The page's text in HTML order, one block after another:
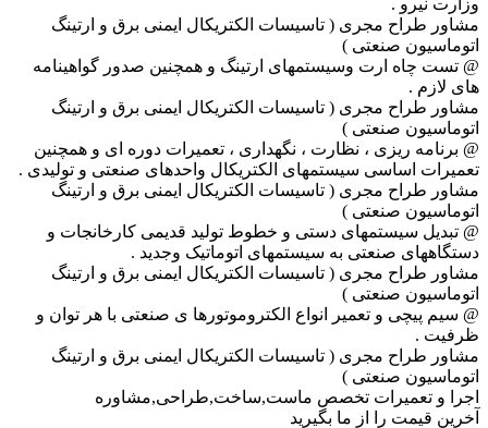
مشاور طراح مجری ( تاسیسات الکتریکال ایمنی برق و ارتینگ
اتوماسیون صنعتی )
@ تست چاه ارت وسیستمهای ارتینگ و همچنین صدور گواهینامه
های لازم .
مشاور طراح مجری ( تاسیسات الکتریکال ایمنی برق و ارتینگ
اتوماسیون صنعتی )
@ برنامه ریزی ، نظارت ، نگهداری ، تعمیرات دوره ای و همچنین
تعمیرات اساسی سیستمهای الکتریکال واحدهای صنعتی و تولیدی .
مشاور طراح مجری ( تاسیسات الکتریکال ایمنی برق و ارتینگ
اتوماسیون صنعتی )
@ تبدیل سیستمهای دستی و خطوط تولید قدیمی کارخانجات و
دستگاههای صنعتی به سیستمهای اتوماتیک وجدید .
مشاور طراح مجری ( تاسیسات الکتریکال ایمنی برق و ارتینگ
اتوماسیون صنعتی )
@ سیم پیچی و تعمیر انواع الکتروموتورها ی صنعتی با هر توان و
ظرفیت .
مشاور طراح مجری ( تاسیسات الکتریکال ایمنی برق و ارتینگ
اتوماسیون صنعتی )
اجرا و تعمیرات تخصص ماست,ساخت,طراحی,مشاوره
آخرین قیمت را از ما بگیرید